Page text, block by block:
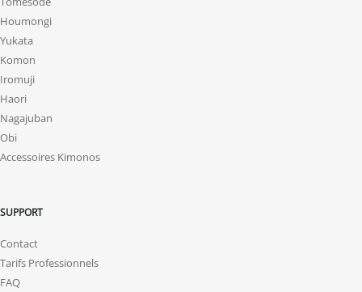
Houmongi
Yukata
Komon
Iromuji
Haori
Nagajuban
Obi
Accessoires Kimonos
SUPPORT
Contact
Tarifs Professionnels
FAQ